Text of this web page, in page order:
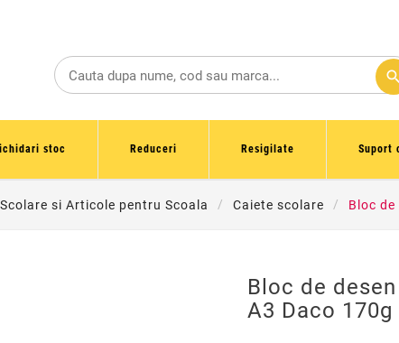
search
stoc Reduceri Resigilate Suport
si Articole pentru Scoala Caiete scolare Bloc
Bloc de
A3 Daco 170g